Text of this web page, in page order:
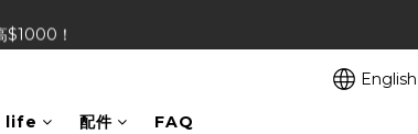
$1000！
$1000！
$1000！
English
life 配件 FAQ